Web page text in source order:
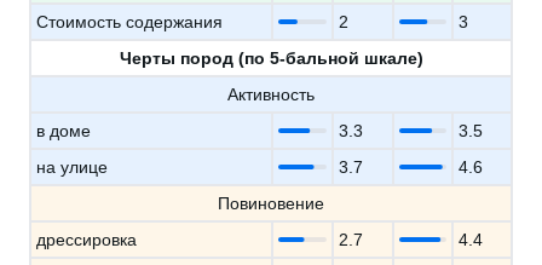
Стоимость содержания
2
3
Черты пород (по 5-бальной шкале)
Активность
в доме
3.3
3.5
на улице
3.7
4.6
Повиновение
дрессировка
2.7
4.4